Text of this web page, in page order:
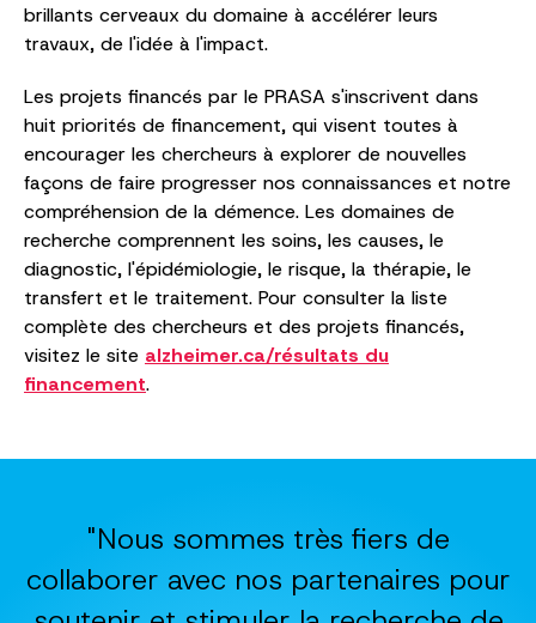
brillants cerveaux du domaine à accélérer leurs
travaux, de l'idée à l'impact.
Les projets financés par le PRASA s'inscrivent dans
huit priorités de financement, qui visent toutes à
encourager les chercheurs à explorer de nouvelles
façons de faire progresser nos connaissances et notre
compréhension de la démence. Les domaines de
recherche comprennent les soins, les causes, le
diagnostic, l'épidémiologie, le risque, la thérapie, le
transfert et le traitement. Pour consulter la liste
complète des chercheurs et des projets financés,
visitez le site alzheimer.ca/résultats du
financement.
"Nous sommes très fiers de
collaborer avec nos partenaires pour